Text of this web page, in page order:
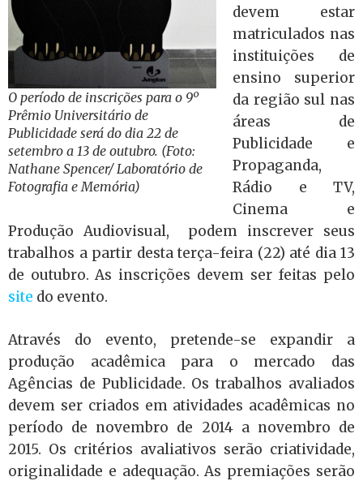
O período de inscrições para o 9º
Prêmio Universitário de
Publicidade será do dia 22 de
setembro a 13 de outubro. (Foto:
Nathane Spencer/ Laboratório de
Fotografia e Memória)
devem estar
matriculados nas
instituições de
ensino superior
da região sul nas
áreas de
Publicidade e
Propaganda,
Rádio e TV,
Cinema e
Produção Audiovisual, podem inscrever seus
trabalhos a partir desta terça-feira (22) até dia 13
de outubro. As inscrições devem ser feitas pelo
site do evento.
Através do evento, pretende-se expandir a
produção acadêmica para o mercado das
Agências de Publicidade. Os trabalhos avaliados
devem ser criados em atividades acadêmicas no
período de novembro de 2014 a novembro de
2015. Os critérios avaliativos serão criatividade,
originalidade e adequação. As premiações serão